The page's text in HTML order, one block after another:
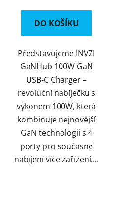
DO KOŠÍKU
Představujeme INVZI
GaNHub 100W GaN
USB-C Charger –
revoluční nabíječku s
výkonem 100W, která
kombinuje nejnovější
GaN technologii s 4
porty pro současné
nabíjení více zařízení....